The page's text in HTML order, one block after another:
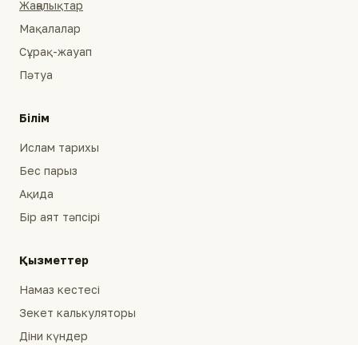
Жаңалықтар
Мақалалар
Сұрақ-жауап
Пәтуа
Білім
Ислам тарихы
Бес парыз
Ақида
Бір аят тәпсірі
Қызметтер
Намаз кестесі
Зекет калькуляторы
Діни күндер